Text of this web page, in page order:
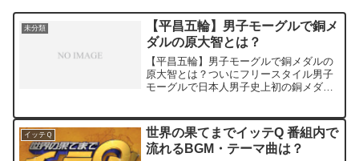
未分類
【平昌五輪】男子モーグルで銅メ
ダルの原大智とは？
【平昌五輪】男子モーグルで銅メダルの
原大智とは？ついにフリースタイル男子
モーグルで日本人男子史上初の銅メダル
釘つけになっていた人も多いのではない
でしょうか？そんなメダル...
イッテＱ
世界の果てまでイッテQ 番組内で
流れるBGM・テーマ曲は？